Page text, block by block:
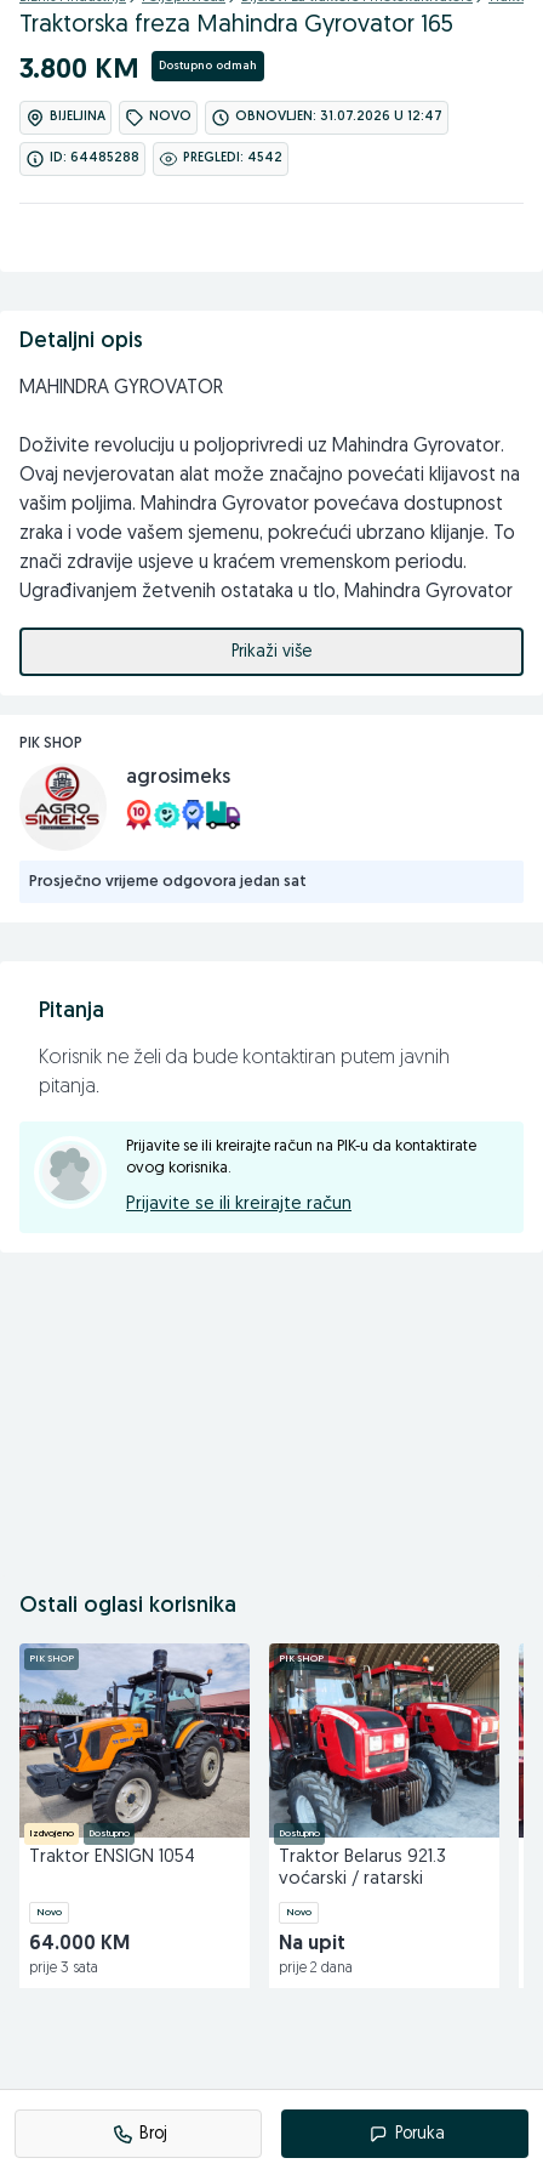
Traktorska freza Mahindra Gyrovator 165
3.800 KM Dostupno odmah
BIJELJINA NOVO OBNOVLJEN: 31.07.2026 U 12:47
ID: 64485288 PREGLEDI: 4542
Detaljni opis
MAHINDRA GYROVATOR
Doživite revoluciju u poljoprivredi uz Mahindra Gyrovator.
Ovaj nevjerovatan alat može značajno povećati klijavost na
vašim poljima. Mahindra Gyrovator povećava dostupnost
zraka i vode vašem sjemenu, pokrećući ubrzano klijanje. To
znači zdravije usjeve u kraćem vremenskom periodu.
Ugrađivanjem žetvenih ostataka u tlo, Mahindra Gyrovator
Ovo ne samo da poboljšava plodnost tla, već i promovira
održivu poljoprivredu.
-Mahindra Gyrovator ZLX+ 165
-Potrebna snaga traktora: 33-36 kW (45-50 KS)
-Ukupna širina: 1930
-Težina 383kg
-Broj noževa: 48
-Obrtaji rotora: 174 o/min 194 o/min
Pratite nas na Facebook-u
agro-simeks.com
Prikaži više
PIK SHOP
agrosimeks
Prosječno vrijeme odgovora jedan sat
Pitanja
Korisnik ne želi da bude kontaktiran putem javnih
pitanja.
Prijavite se ili kreirajte račun na PIK-u da kontaktirate
ovog korisnika.
Prijavite se ili kreirajte račun
Ostali oglasi korisnika
PIK SHOP
Izdvojeno Dostupno
Traktor ENSIGN 1054
Novo
64.000 KM
prije 3 sata
PIK SHOP
Dostupno
Traktor Belarus 921.3
voćarski / ratarski
Novo
Na upit
prije 2 dana
Broj Poruka